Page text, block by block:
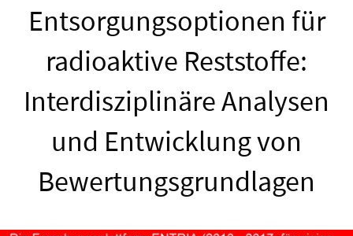
Entsorgungsoptionen für
radioaktive Reststoffe:
Interdisziplinäre Analysen
und Entwicklung von
Bewertungsgrundlagen